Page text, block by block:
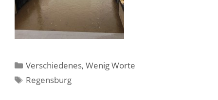
Kategorien
Verschiedenes,Wenig Worte
Schlagwörter
Regensburg